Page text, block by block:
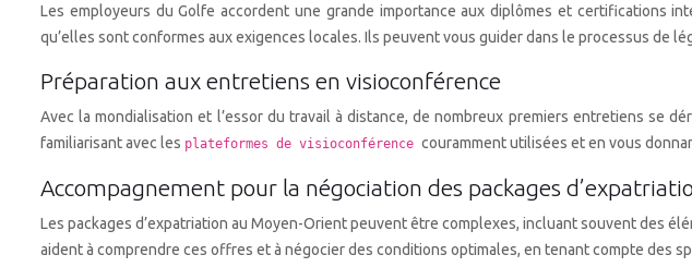
Les employeurs du Golfe accordent une grande importance aux diplômes et certifications
qu’elles sont conformes aux exigences locales. Ils peuvent vous guider dans le processus de
Préparation aux entretiens en visioconférence
Avec la mondialisation et l’essor du travail à distance, de nombreux premiers entretiens se
familiarisant avec les plateformes de visioconférence couramment utilisées et en vous
Accompagnement pour la négociation des packages
Les packages d’expatriation au Moyen-Orient peuvent être complexes, incluant souvent des
aident à comprendre ces offres et à négocier des conditions optimales, en tenant compte des